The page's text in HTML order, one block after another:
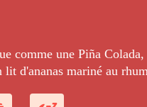
comme une Piña Colada,
lit d'ananas mariné au